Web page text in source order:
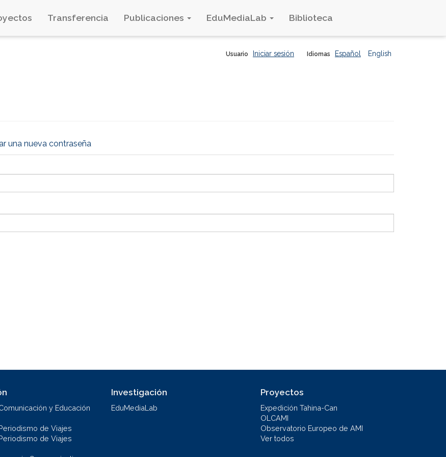
Transferencia Publicaciones EduMediaLab Biblioteca
Idiomas Español English
Usuario Iniciar sesión
una nueva contraseña
y Educación
de Viajes
de Viajes
Investigación
EduMediaLab
Proyectos
Expedición Tahina-Can
OLCAMI
Observatorio Europeo de AMI
Ver todos